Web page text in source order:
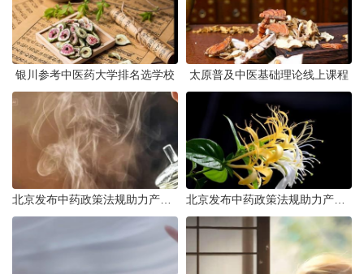
银川参考中医药大学排名选学校 太原普及中医基础理论线上课程